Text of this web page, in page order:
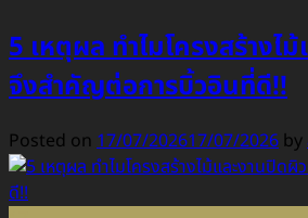
5 เหตุผล ทำไมโครงสร้างไ
จึงสำคัญต่อการบิ้วอินที่ดี!!
Posted on 17/07/202617/07/2026 by